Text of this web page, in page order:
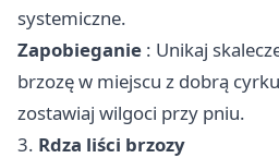
systemiczne.
Zapobieganie : Unikaj
brzozę w miejscu z dobrą
zostawiaj wilgoci przy pniu.
3. Rdza liści brzozy